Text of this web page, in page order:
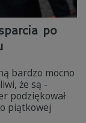
po
bardzo mocno
że są -
podziękował
piątkowej